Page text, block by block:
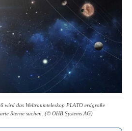
wird das Weltraumteleskop PLATO erdgroße
Sterne suchen. (© OHB Systems AG)